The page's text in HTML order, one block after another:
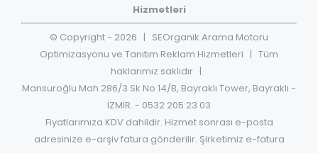
Hizmetleri
© Copyright - 2026 | SEOrganik Arama Motoru
Optimizasyonu ve Tanıtım Reklam Hizmetleri | Tüm
haklarımız saklıdır |
Mansuroğlu Mah 286/3 Sk No 14/B, Bayraklı Tower, Bayraklı -
İZMİR. - 0532 205 23 03
Fiyatlarımıza KDV dahildir. Hizmet sonrası e-posta
adresinize e-arşiv fatura gönderilir. Şirketimiz e-fatura